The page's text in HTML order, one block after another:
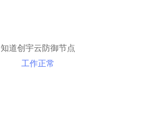
知道创宇云防御节点
工作正常